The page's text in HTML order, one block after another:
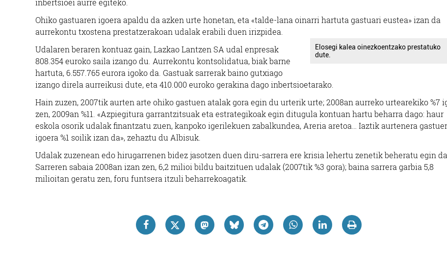
inbertsioei aurre egiteko.
Ohiko gastuaren igoera apaldu da azken urte honetan, eta «talde-lana oinarri hartuta gastuari eustea» izan da
aurrekontu txostena prestatzerakoan udalak erabili duen irizpidea.
Elosegi kalea oinezkoentzako prestatuko
dute.
Udalaren beraren kontuaz gain, Lazkao Lantzen SA udal enpresak
808.354 euroko saila izango du. Aurrekontu kontsolidatua, biak barne
hartuta, 6.557.765 eurora igoko da. Gastuak sarrerak baino gutxiago
izango direla aurreikusi dute, eta 410.000 euroko gerakina dago inbertsioetarako.
Hain zuzen, 2007tik aurten arte ohiko gastuen atalak gora egin du urterik urte; 2008an aurreko urtearekiko %7
zen, 2009an %11. «Azpiegitura garrantzitsuak eta estrategikoak egin ditugula kontuan hartu beharra dago: haur
eskola osorik udalak finantzatu zuen, kanpoko igerilekuen zabalkundea, Areria aretoa… Iaztik aurtenera
igoera %1 soilik izan da», zehaztu du Albisuk.
Udalak zuzenean edo hirugarrenen bidez jasotzen duen diru-sarrera ere krisia lehertu zenetik beheratu egin da.
Sarreren sabaia 2008an izan zen, 6,2 milioi bildu baitzituen udalak (2007tik %3 gora); baina sarrera garbia 5,8
milioitan geratu zen, foru funtsera itzuli beharrekoagatik.